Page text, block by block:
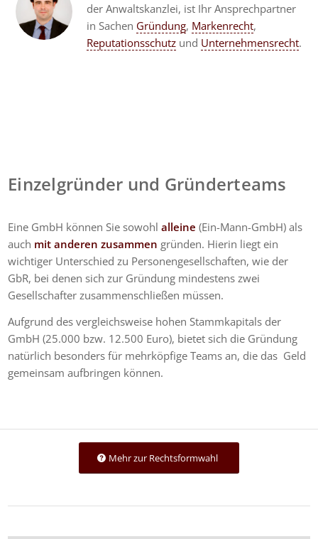
der Anwaltskanzlei, ist Ihr Ansprechpartner
in Sachen Gründung, Markenrecht,
Reputationsschutzund Unternehmensrecht.
Einzelgründer und Gründerteams
Eine GmbH können Sie sowohlalleine (Ein-Mann-GmbH) als
auch mit anderen zusammen gründen. Hierin liegt ein
wichtiger Unterschied zu Personengesellschaften, wie der
GbR, bei denen sich zur Gründung mindestens zwei
Gesellschafter zusammenschließen müssen.
Aufgrund des vergleichsweise hohen Stammkapitals der
GmbH (25.000 bzw. 12.500 Euro), bietet sich die Gründung
natürlich besonders für mehrköpfige Teams an, die das Geld
gemeinsam aufbringen können.
Mehr zur Rechtsformwahl